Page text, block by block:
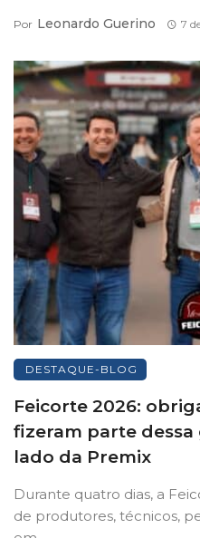
Por Leonardo Guerino 7
DESTAQUE-BLOG
Feicorte 2026:
fizeram parte
lado da Premix
Durante quatro dias, a
de produtores, técnicos,